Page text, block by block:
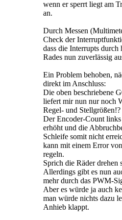
wenn er sperrt liegt am
an.
Durch Messen
Check der
dass die Interrupts durch
Rades nun zuverlässig
Ein Problem behoben,
direkt im Anschluss:
Die oben beschriebene
liefert mir nun nur noch
Regel- und Stellgrößen!?
Der Encoder-Count
erhöht und die
Schleife somit nicht
kann mit einem Error
regeln.
Sprich die Räder drehen
Allerdings gibt es nun
mehr durch das PWM-
Aber es würde ja auch
man würde nichts dazu
Anhieb klappt.